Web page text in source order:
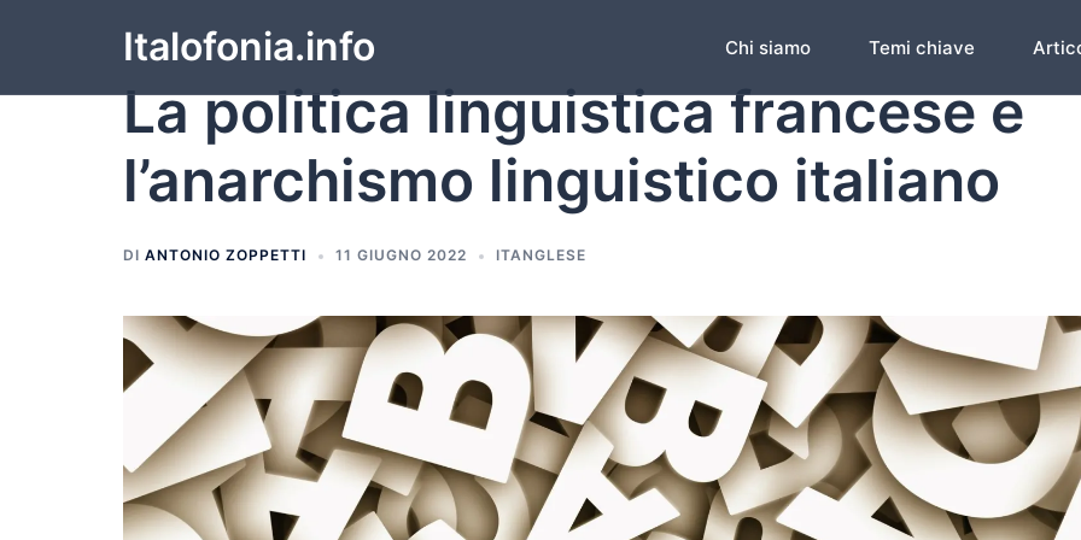
Italofonia.info Chi siamo Temi chiave
La politica linguistica francese e
l’anarchismo linguistico italiano
DI ANTONIO ZOPPETTI 11 GIUGNO 2022 ITANGLESE